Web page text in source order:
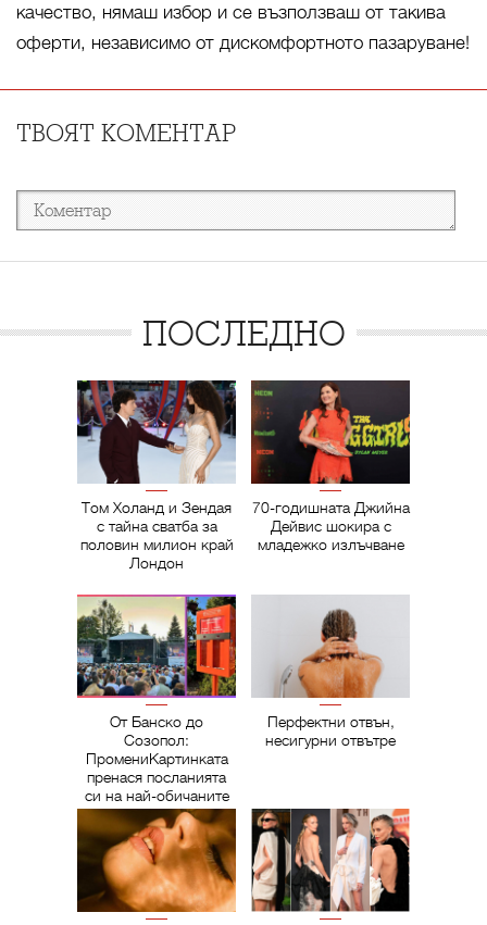
качество, нямаш избор и се възползваш от такива
оферти, независимо от дискомфортното пазаруване!
ТВОЯТ КОМЕНТАР
ПОСЛЕДНО
Том Холанд и Зендая
с тайна сватба за
половин милион край
Лондон
70-годишната Джийна
Дейвис шокира с
младежко излъчване
От Банско до
Созопол:
ПромениКартинката
пренася посланията
си на най-обичаните
фестивали
Перфектни отвън,
несигурни отвътре